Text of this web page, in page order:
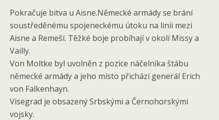
Pokračuje bitva u Aisne.Německé armády se brání
soustředěnému spojeneckému útoku na linii mezi
Aisne a Remeší. Těžké boje probíhají v okolí Missy a
Vailly.
Von Moltke byl uvolněn z pozice náčelníka štábu
německé armády a jeho místo přichází generál Erich
von Falkenhayn.
Visegrad je obsazený Srbskými a Černohorskými
vojsky.